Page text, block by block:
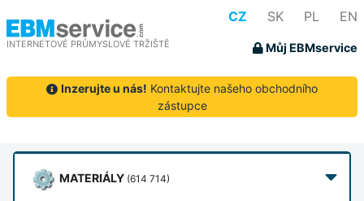
INTERNETOVÉ PRŮMYSLOVÉ TRŽIŠTĚ
CZ SK PL EN
Můj EBMservice
Inzerujte u nás! Kontaktujte našeho obchodního
zástupce
MATERIÁLY (614 714)